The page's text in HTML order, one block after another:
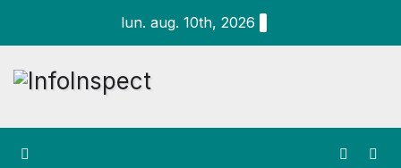
content
lun. aug. 10th, 2026